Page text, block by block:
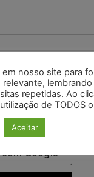
comGoogle
nosso site para
lembrando
repetidas. Ao
de TODOS
Aceitar